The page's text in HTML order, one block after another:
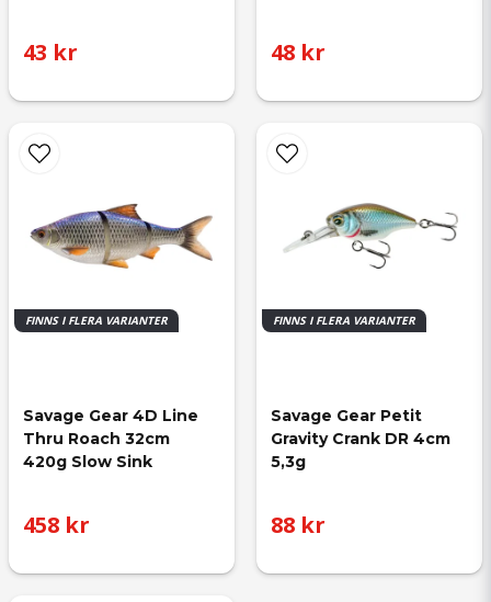
43 kr 48 kr
FINNS I FLERA VARIANTER
Savage Gear 4D Line
Thru Roach 32cm
420g Slow Sink
458 kr
FINNS I FLERA VARIANTER
Savage Gear Petit
Gravity Crank DR 4cm
5,3g
88 kr